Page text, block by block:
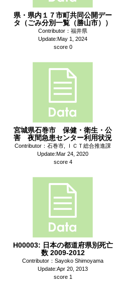
県・県内１７市町共同公開デー
タ（ごみ分別一覧（勝山市））
Contributor：福井県
Update:May 1, 2024
score 0
宮城県石巻市 保健・衛生・公
害 夜間急患センター利用状況
Contributor：石巻市, ＩＣＴ総合推進課
Update:Mar 24, 2020
score 4
H00003: 日本の都道府県別死亡
数 2009-2012
Contributor：Sayoko Shimoyama
Update:Apr 20, 2013
score 1